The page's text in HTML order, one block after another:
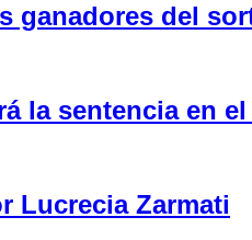
ganadores del
la sentencia en
Lucrecia Zarmati